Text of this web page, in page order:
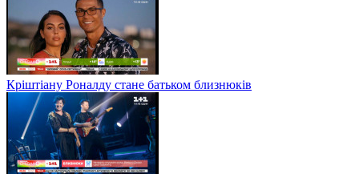
Кріштіану Роналду стане батьком близнюків